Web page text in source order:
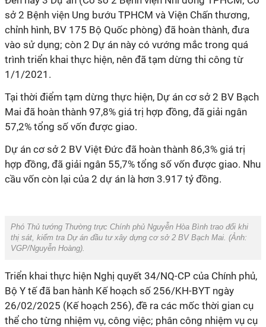
sở 2 Bệnh viện Ung bướu TPHCM và Viện Chấn thương,
chỉnh hình, BV 175 Bộ Quốc phòng) đã hoàn thành, đưa
vào sử dụng; còn 2 Dự án này có vướng mắc trong quá
trình triển khai thực hiện, nên đã tạm dừng thi công từ
1/1/2021.
Tại thời điểm tạm dừng thực hiện, Dự án cơ sở 2 BV Bạch
Mai đã hoàn thành 97,8% giá trị hợp đồng, đã giải ngân
57,2% tổng số vốn được giao.
Dự án cơ sở 2 BV Việt Đức đã hoàn thành 86,3% giá trị
hợp đồng, đã giải ngân 55,7% tổng số vốn được giao. Nhu
cầu vốn còn lại của 2 dự án là hơn 3.917 tỷ đồng.
Phó Thủ tướng Thường trực Chính phủ Nguyễn Hòa Bình trao đổi khi
thị sát, kiểm tra Dự án đầu tư xây dựng cơ sở 2 BV Bạch Mai. (Ảnh:
VGP/Nguyễn Hoàng).
Triển khai thực hiện Nghị quyết 34/NQ-CP của Chính phủ,
Bộ Y tế đã ban hành Kế hoạch số 256/KH-BYT ngày
26/02/2025 (Kế hoạch 256), đề ra các mốc thời gian cụ
thể cho từng nhiệm vụ, công việc; phân công nhiệm vụ cụ